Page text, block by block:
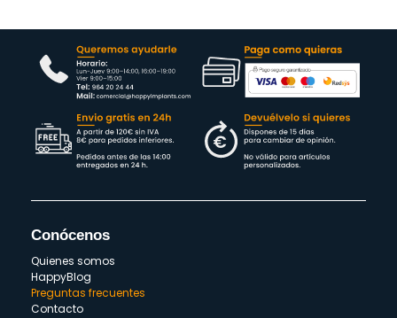
Conócenos
Quienes somos
HappyBlog
Preguntas frecuentes
Contacto